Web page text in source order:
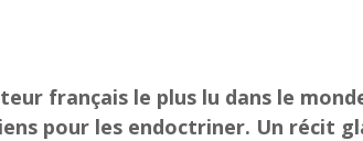
français le plus lu dans le
pour les endoctriner. Un récit